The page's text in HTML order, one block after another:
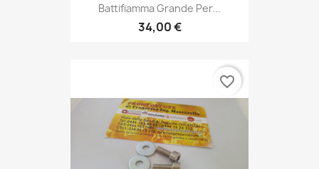
Battifiamma Grande Per...
34,00 €
favorite_border